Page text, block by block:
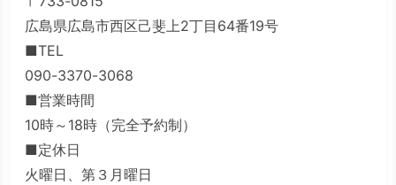
広島県広島市西区己斐上2丁目64番19号
■TEL
090-3370-3068
■営業時間
10時～18時（完全予約制）
■定休日
火曜日、第３月曜日